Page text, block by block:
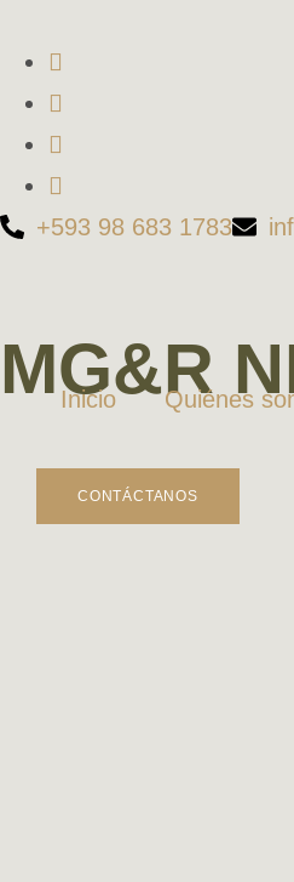
+593 98 683 1783
Inicio Quiénes
CONTÁCTANOS
MG&R